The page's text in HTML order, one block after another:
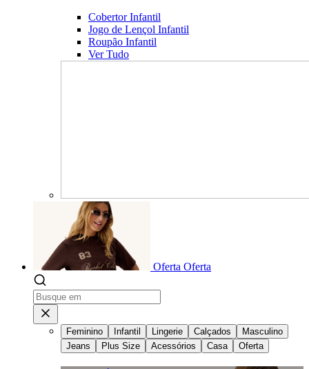
Cobertor Infantil
Jogo de Lençol Infantil
Roupão Infantil
Ver Tudo
Oferta Oferta
Feminino Infantil Lingerie Calçados
Masculino
Jeans
Plus Size Acessórios Casa Oferta